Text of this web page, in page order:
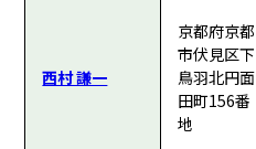
西村 謙一
京都府京都
市伏見区下
鳥羽北円面
田町156番
地